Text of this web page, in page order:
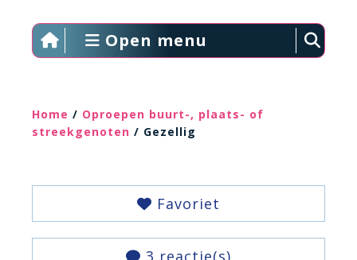
Open menu
Home / Oproepen buurt-, plaats- of
streekgenoten / Gezellig
Favoriet
3 reactie(s)